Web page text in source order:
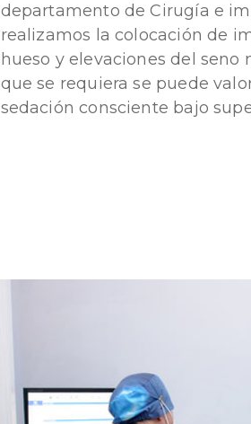
departamento de Cirugía e
realizamos la colocación de
hueso y elevaciones del seno
que se requiera se puede
sedación consciente bajo